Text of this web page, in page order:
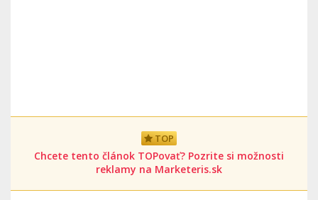
TOP
Chcete tento článok TOPovať? Pozrite si možnosti
reklamy na Marketeris.sk